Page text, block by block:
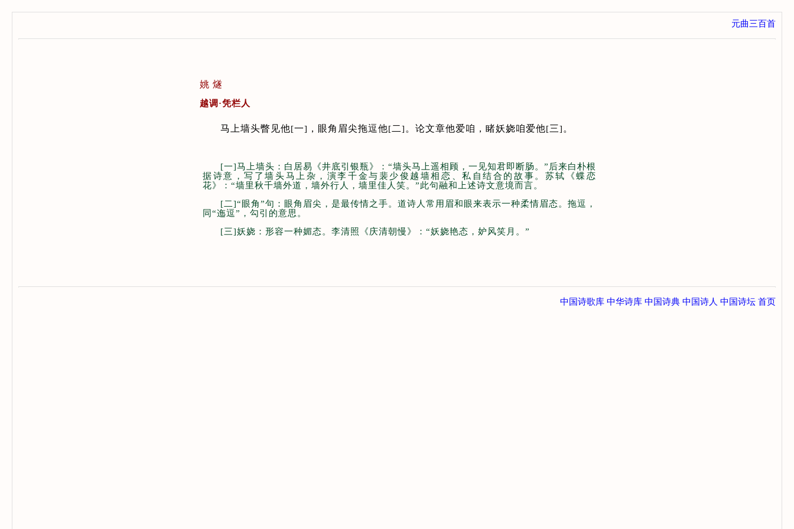
元曲三百首
姚 燧
越调·凭栏人
马上墙头瞥 见他[一] ，眼角眉尖拖逗他[二] 。论文章他爱咱，睹妖娆咱爱他[三] 。
[一]马上墙头：白居易《井底引银瓶》：“墙头马上遥相顾，一见知君即断肠。”后来白朴根
据诗意，写了墙头马上杂，演李千金与裴少俊越墙相恋、私自结合的故事。苏轼《蝶恋
花》：“墙里秋千墙外道，墙外行人，墙里佳人笑。”此句融和上述诗文意境而言。
[二]“眼角”句：眼角眉尖，是最传情之手。道诗人常用眉和眼来表示一种柔情眉态。拖逗，
同“迤逗”，勾引的意思。
[三]妖娆：形容一种媚态。李清照《庆清朝慢》：“妖娆艳态，妒风笑月。”
中国诗歌库 中华诗库 中国诗典 中国诗人 中国诗坛 首页